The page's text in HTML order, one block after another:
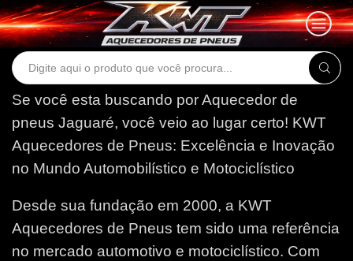
Search
Se você esta buscando por Aquecedor de
pneus Jaguaré, você veio ao lugar certo! KWT
Aquecedores de Pneus: Excelência e Inovação
no Mundo Automobilístico e Motociclístico
Desde sua fundação em 2000, a KWT
Aquecedores de Pneus tem sido uma referência
no mercado automotivo e motociclístico. Com